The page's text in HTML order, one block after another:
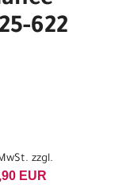
622
zzgl.
EUR